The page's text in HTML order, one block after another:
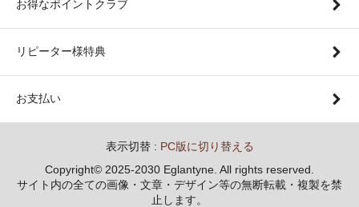
お得なポイントクラブ
リピーター様特典
お支払い
表示切替 : PC版に切り替える
Copyright© 2025-2030 Eglantyne. All rights reserved.
サイト内の全ての画像・文章・デザイン等の無断転載・複製を禁
止します。